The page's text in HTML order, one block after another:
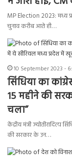
MP Election 2023: मध्य
चुनाव करीब आते ही…
10 September 2023 -
सिंधिया का
15 महीने की
चला”
केंद्रीय मंत्री ज्योतीरादित्य
की सरकार के उन…